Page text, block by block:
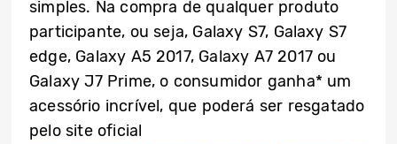
simples. Na compra de qualquer produto
participante, ou seja, Galaxy S7, Galaxy S7
edge, Galaxy A5 2017, Galaxy A7 2017 ou
Galaxy J7 Prime, o consumidor ganha* um
acessório incrível, que poderá ser resgatado
pelo site oficial